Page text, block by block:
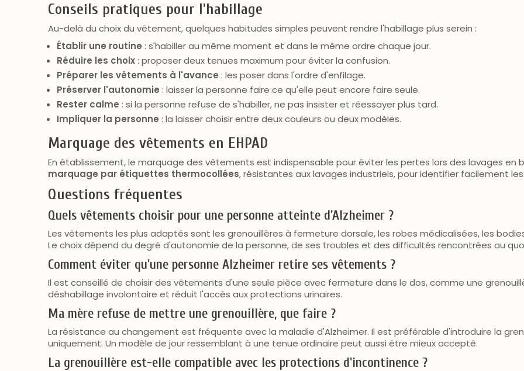
Conseils pratiques pour l'habillage
Au-delà du choix du vêtement, quelques habitudes simples peuvent rendre l'habillage plus serein :
Établir une routine : s'habiller au même moment et dans le même ordre chaque jour.
Réduire les choix : proposer deux tenues maximum pour éviter la confusion.
Préparer les vêtements à l'avance : les poser dans l'ordre d'enfilage.
Préserver l'autonomie : laisser la personne faire ce qu'elle peut encore faire seule.
Rester calme : si la personne refuse de s'habiller, ne pas insister et réessayer plus tard.
Impliquer la personne : la laisser choisir entre deux couleurs ou deux modèles.
Marquage des vêtements en EHPAD
En établissement, le marquage des vêtements est indispensable pour éviter les pertes lors des lavages en
marquage par étiquettes thermocollées, résistantes aux lavages industriels, pour identifier facilement
Questions fréquentes
Quels vêtements choisir pour une personne atteinte d'Alzheimer ?
Les vêtements les plus adaptés sont les grenouillères à fermeture dorsale, les robes médicalisées, les
Le choix dépend du degré d'autonomie de la personne, de ses troubles et des difficultés rencontrées au
Comment éviter qu'une personne Alzheimer retire ses vêtements ?
Il est conseillé de choisir des vêtements d'une seule pièce avec fermeture dans le dos, comme une
déshabillage involontaire et réduit l'accès aux protections urinaires.
Ma mère refuse de mettre une grenouillère, que faire ?
La résistance au changement est fréquente avec la maladie d'Alzheimer. Il est préférable d'introduire la
uniquement. Un modèle de jour ressemblant à une tenue ordinaire peut aussi être mieux accepté.
La grenouillère est-elle compatible avec les protections d'incontinence ?